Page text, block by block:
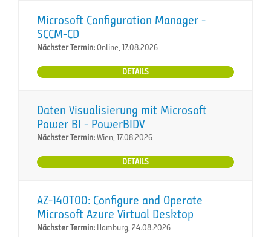
Microsoft Configuration Manager -
SCCM-CD
Nächster Termin:Online, 17.08.2026
DETAILS
Daten Visualisierung mit Microsoft
Power BI - PowerBIDV
Nächster Termin:Wien, 17.08.2026
DETAILS
AZ-140T00: Configure and Operate
Microsoft Azure Virtual Desktop
Nächster Termin: Hamburg, 24.08.2026